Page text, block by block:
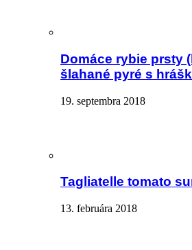
Domáce rybie prsty
šlahané pyré s
19. septembra 2018
Tagliatelle tomato
13. februára 2018